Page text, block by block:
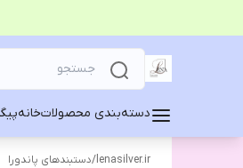
دسته‌بندی محصولاتخانه
lenasilver.ir
/دستبندهای پاندورا